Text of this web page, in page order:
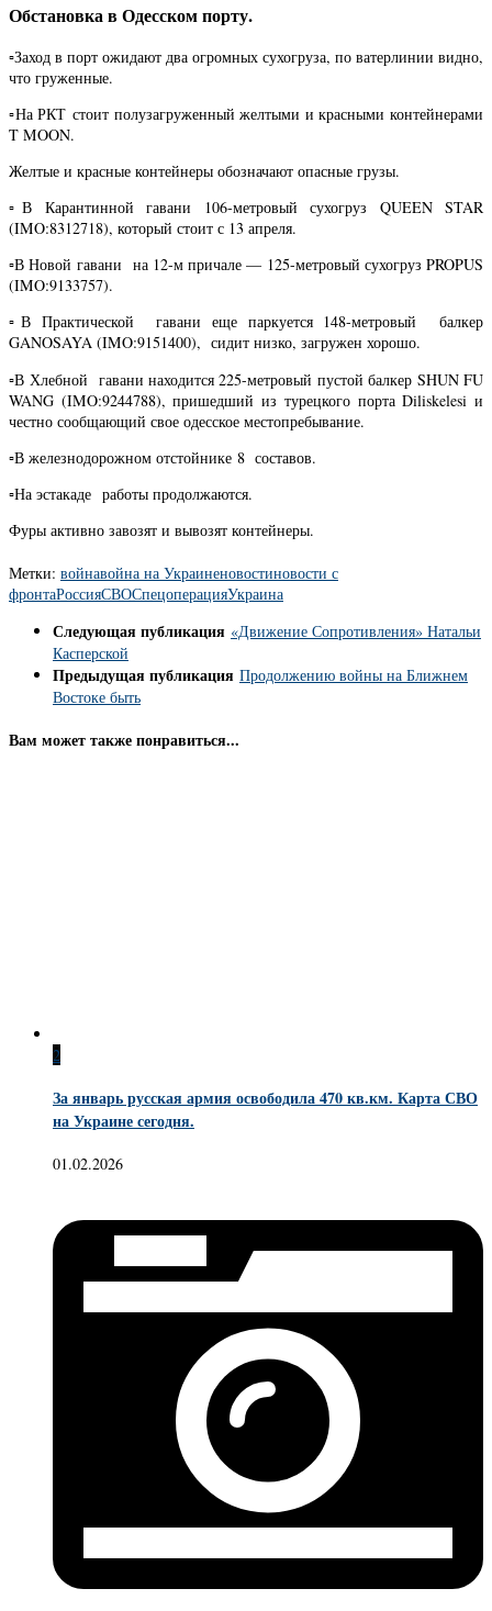
Обстановка в Одесском порту.
▫️Заход в порт ожидают два огромных сухогруза, по ватерлинии видно,
что груженные.
▫️На РКТ стоит полузагруженный желтыми и красными контейнерами
T MOON.
Желтые и красные контейнеры обозначают опасные грузы.
▫️В Карантинной гавани 106-метровый сухогруз QUEEN STAR
(IMO:8312718), который стоит с 13 апреля.
▫️В Новой гавани на 12-м причале — 125-метровый сухогруз PROPUS
(IMO:9133757).
▫️В Практической гавани еще паркуется 148-метровый балкер
GANOSAYA (IMO:9151400), сидит низко, загружен хорошо.
▫️В Хлебной гавани находится 225-метровый пустой балкер SHUN FU
WANG (IMO:9244788), пришедший из турецкого порта Diliskelesi и
честно сообщающий свое одесское местопребывание.
▫️В железнодорожном отстойнике 8 составов.
▫️На эстакаде работы продолжаются.
Фуры активно завозят и вывозят контейнеры.
Метки: войнавойна на Украиненовостиновости с
фронтаРоссияСВОСпецоперацияУкраина
Следующая публикация «Движение Сопротивления» Натальи
Касперской
Предыдущая публикация Продолжению войны на Ближнем
Востоке быть
Вам может также понравиться...
2
За январь русская армия освободила 470 кв.км. Карта СВО
на Украине сегодня.
01.02.2026